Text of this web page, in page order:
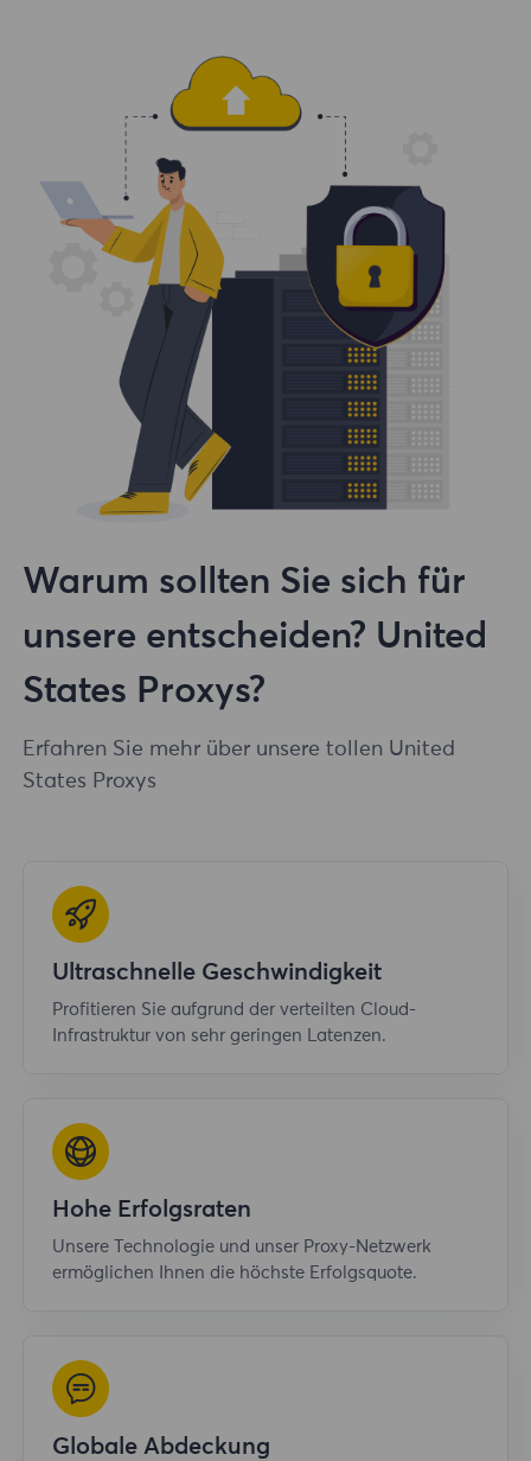
Warum sollten Sie sich für
unsere entscheiden? United
States Proxys?
Erfahren Sie mehr über unsere tollen United
States Proxys
Ultraschnelle Geschwindigkeit
Profitieren Sie aufgrund der verteilten Cloud-
Infrastruktur von sehr geringen Latenzen.
Hohe Erfolgsraten
Unsere Technologie und unser Proxy-Netzwerk
ermöglichen Ihnen die höchste Erfolgsquote.
Globale Abdeckung